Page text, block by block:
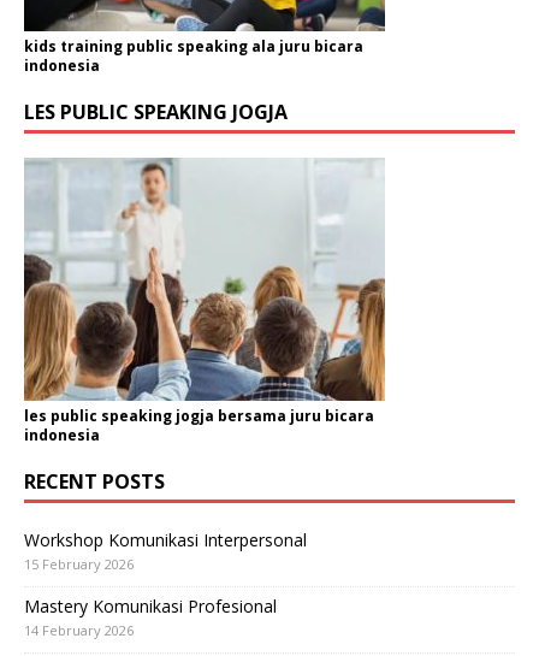
kids training public speaking ala juru bicara
indonesia
LES PUBLIC SPEAKING JOGJA
les public speaking jogja bersama juru bicara
indonesia
RECENT POSTS
Workshop Komunikasi Interpersonal
15 February 2026
Mastery Komunikasi Profesional
14 February 2026